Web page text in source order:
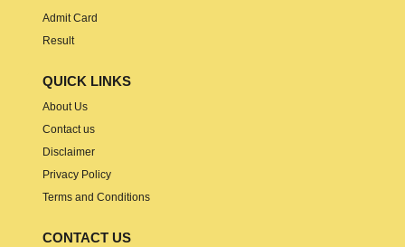
Admit Card
Result
QUICK LINKS
About Us
Contact us
Disclaimer
Privacy Policy
Terms and Conditions
CONTACT US